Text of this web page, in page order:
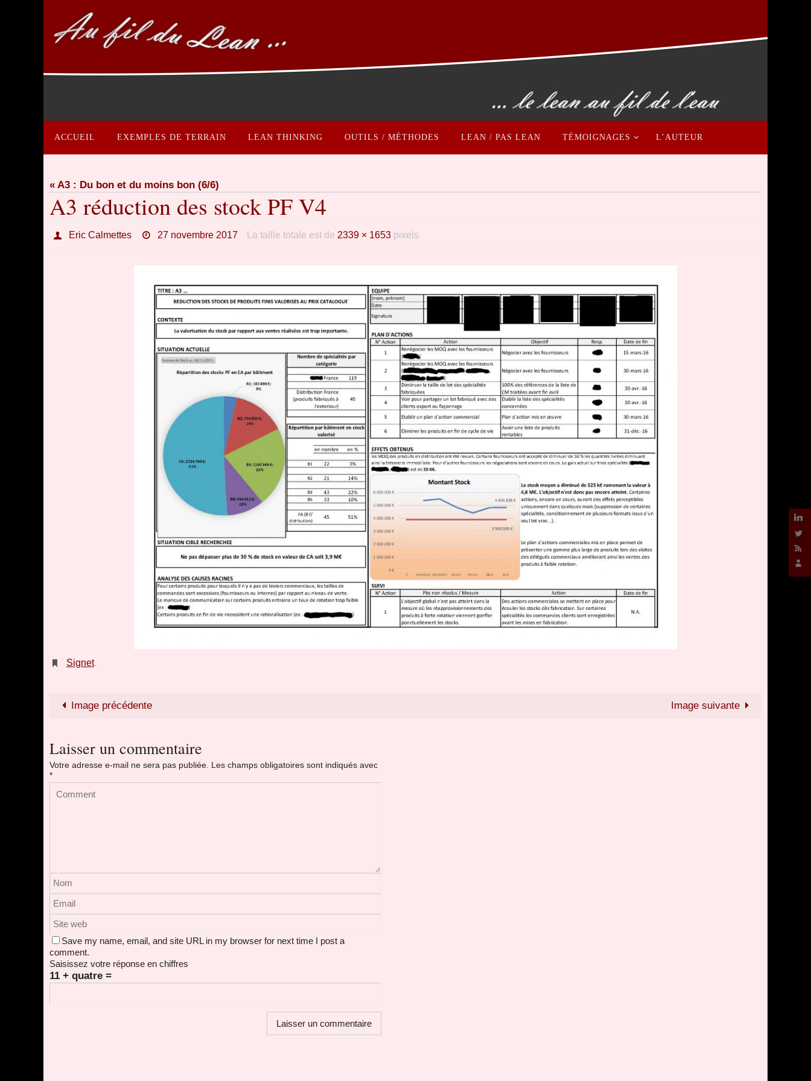
versACCUEIL EXEMPLES DE TERRAIN LEAN THINKING OUTILS / MÉTHODES LEAN / PAS LEAN TÉMOIGNAGES L’AUTEUR
« A3 : Du bon et du moins bon (6/6)
A3 réduction des stock PF V4
Eric Calmettes 27 novembre 2017 La taille totale est de 2339 × 1653 pixels
Signet.
Image précédente Image suivante
Laisser un commentaire
Votre adresse e-mail ne sera pas publiée.
Les champs obligatoires sont indiqués avec
*
Save my name, email, and site URL in my browser for next time I post a
comment.
Saisissez votre réponse en chiffres
11 + quatre =